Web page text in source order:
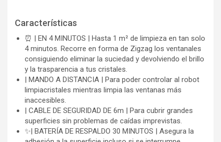
Características
⏰ | EN 4 MINUTOS | Hasta 1 m² de limpieza en tan solo
4 minutos. Recorre en forma de Zigzag los ventanales
consiguiendo eliminar la suciedad y devolviendo el brillo
y la trasparencia a tus cristales.
| MANDO A DISTANCIA | Para poder controlar al robot
limpiacristales mientras limpia las ventanas más
inaccesibles.
| CABLE DE SEGURIDAD DE 6m | Para cubrir grandes
superficies sin problemas de caídas imprevistas.
✨| BATERÍA DE RESPALDO 30 MINUTOS | Asegura la